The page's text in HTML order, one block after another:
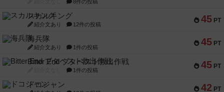
8件の投稿
45 PT
スカルキング
紹介文あり 12件の投稿
45 PT
海兵隊
紹介文あり 1件の投稿
45 PT
Bitter End ブタペスト救出作戦
1件の投稿
42 PT
ドコジャン